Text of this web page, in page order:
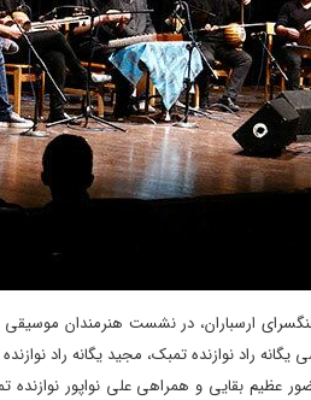
ارسباران، در نشست هنرمندان
یگانه راد نوازنده تمبک، مجید یگانه راد
بقایی و همراهی علی نواپور نوازنده